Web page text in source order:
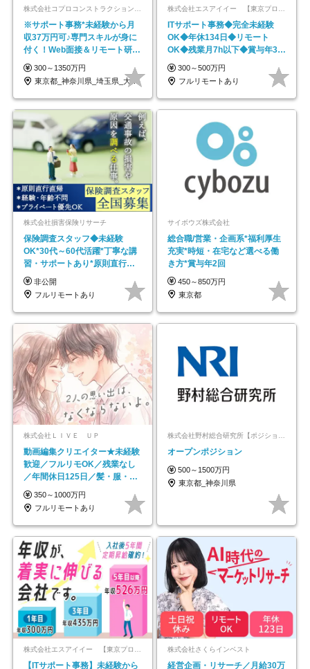
※サポート事務*未経験から月
収37万円可♪専門スキルが身に
付く！Web面接＆リモート研修
も充実♪/a
300～1350万円
東京都_神奈川県_埼玉県_大阪府_愛知県…
ITサポート事務◆完全未経験
OK◆年休134日◆リモート
OK◆残業月7h以下◆賞与年3回
◆5年目まで必ず昇給
300～500万円
フルリモートあり
株式会社損害保険リサーチ
保険調査スタッフ◆未経験
OK*30代～60代活躍*丁寧な講
習・サポートあり*原則直行直
帰／全国募集・業務委託
非公開
フルリモートあり
サイボウズ株式会社
総合職/営業・企画系*福利厚生
充実*時短・在宅など選べる働
き方*賞与年2回
450～850万円
東京都
株式会社ＬＩＶＥ ＵＰ
動画編集クリエイター★未経験
歓迎／フルリモOK／残業なし
／年間休日125日／髪・服・ネ
イル自由／研修充実で安心
350～1000万円
フルリモートあり
オープンポジション
500～1500万円
東京都_神奈川県
【ITサポート事務】未経験から
株式会社さくらインベスト
経営企画・リサーチ／月給30万